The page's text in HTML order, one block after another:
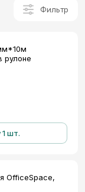
Фильтр
рулоне
1 шт.
OfficeSpace,